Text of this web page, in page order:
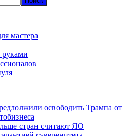
мастера
освободить Трампа от
стран считают ЯО